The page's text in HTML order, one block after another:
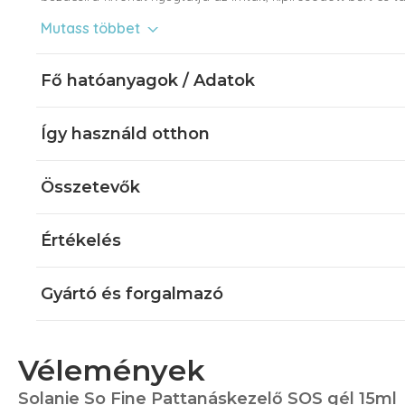
Eltávolítja az elhalt szarusejteket a bőr felszínéről
működését
Faggyútermelést szabályozó összetevőket tartalmaz
Mutass többet
Fő hatóanyagok / Adatok
Így használd otthon
Összetevők
Értékelés
Gyártó és forgalmazó
Vélemények
Solanie So Fine Pattanáskezelő SOS gél 15ml